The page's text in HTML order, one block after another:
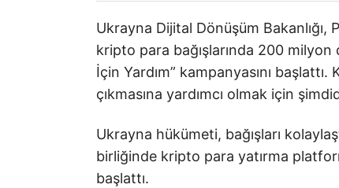
Ukrayna Dijital Dönüşüm
kripto para bağışlarında 200 milyon
İçin Yardım” kampanyasını
çıkmasına yardımcı olmak için
Ukrayna hükümeti, bağışları
birliğinde kripto para yatırma
başlattı.